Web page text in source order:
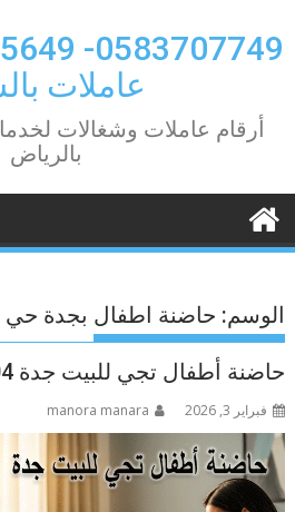
to
content
عاملات
أرقام عاملات وشغالات
بالرياض
الوسم: حاضنة اطفال بجدة حي
حاضنة أطفال تجي للبيت جدة 0562346904
فبراير 3, 2026 manora manara